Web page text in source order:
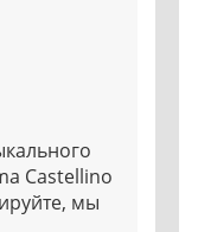
Castellino
мы